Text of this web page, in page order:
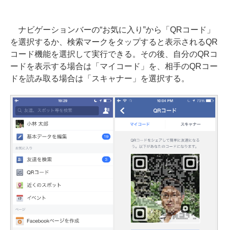
ナビゲーションバーの“お気に入り”から「QRコード」
を選択するか、検索マークをタップすると表示されるQR
コード機能を選択して実行できる。その後、自分のQRコ
ードを表示する場合は「マイコード」を、相手のQRコー
ドを読み取る場合は「スキャナー」を選択する。